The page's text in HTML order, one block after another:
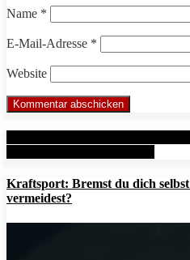
Name *
E-Mail-Adresse *
Website
Kraftsport: Bremst du dich
vermeidest?